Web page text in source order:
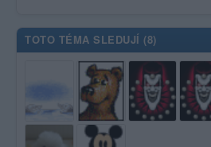
TOTO TÉMA SLEDUJÍ (8)